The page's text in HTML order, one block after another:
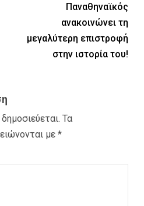
Παναθηναϊκός
ανακοινώνει τη
μεγαλύτερη επιστροφή
στην ιστορία του!
Τα
με *